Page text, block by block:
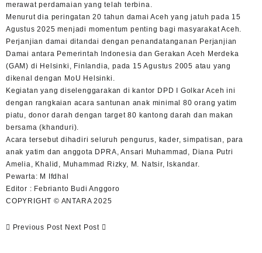
merawat perdamaian yang telah terbina.
Menurut dia peringatan 20 tahun damai Aceh yang jatuh pada 15
Agustus 2025 menjadi momentum penting bagi masyarakat Aceh.
Perjanjian damai ditandai dengan penandatanganan Perjanjian
Damai antara Pemerintah Indonesia dan Gerakan Aceh Merdeka
(GAM) di Helsinki, Finlandia, pada 15 Agustus 2005 atau yang
dikenal dengan MoU Helsinki.
Kegiatan yang diselenggarakan di kantor DPD I Golkar Aceh ini
dengan rangkaian acara santunan anak minimal 80 orang yatim
piatu, donor darah dengan target 80 kantong darah dan makan
bersama (khanduri).
Acara tersebut dihadiri seluruh pengurus, kader, simpatisan, para
anak yatim dan anggota DPRA, Ansari Muhammad, Diana Putri
Amelia, Khalid, Muhammad Rizky, M. Natsir, Iskandar.
Pewarta: M Ifdhal
Editor : Febrianto Budi Anggoro
COPYRIGHT © ANTARA 2025
Previous Post Next Post